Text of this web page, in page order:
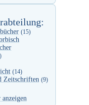
(15)
(14)
Zeitschriften (9)
anzeigen